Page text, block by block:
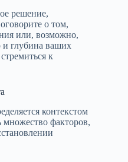
решение,
о том,
или, возможно,
и глубина ваших
к
контекстом
факторов,